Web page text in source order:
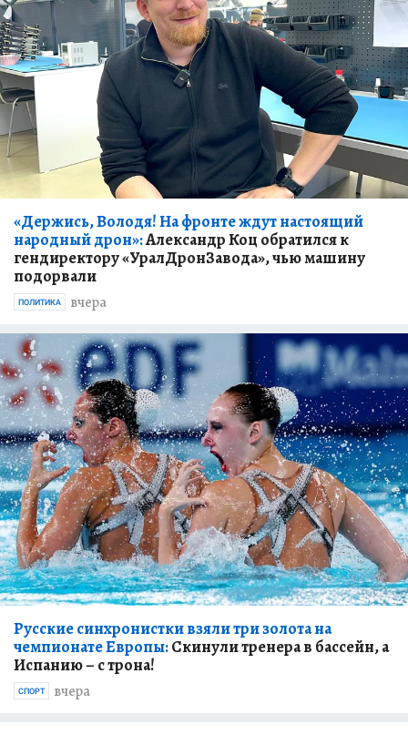
«Держись, Володя! На фронте ждут настоящий
народный дрон»:Александр Коц обратился к
гендиректору «УралДронЗавода», чью машину
подорвали
вчера
ПОЛИТИКА
Русские синхронистки взяли три золота на
чемпионате Европы:Скинули тренера в бассейн, а
Испанию – с трона!
вчера
СПОРТ